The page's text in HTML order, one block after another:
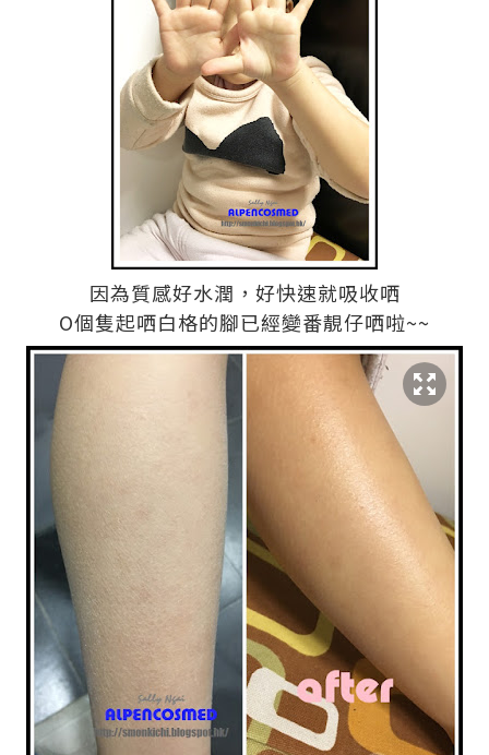
因為質感好水潤，好快速就吸收哂
O個隻起哂白格的腳已經變番靚仔哂啦~~